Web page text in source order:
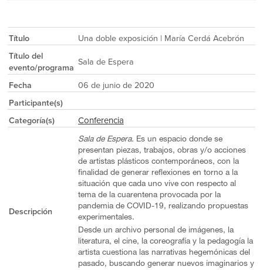
Título
Una doble exposición | María Cerdá Acebrón
Título del
evento/programa
Sala de Espera
Fecha
06 de junio de 2020
Participante(s)
Categoría(s)
Conferencia
Descripción
Sala de Espera. Es un espacio donde se
presentan piezas, trabajos, obras y/o acciones
de artistas plásticos contemporáneos, con la
finalidad de generar reflexiones en torno a la
situación que cada uno vive con respecto al
tema de la cuarentena provocada por la
pandemia de COVID-19, realizando propuestas
experimentales.
Desde un archivo personal de imágenes, la
literatura, el cine, la coreografía y la pedagogía la
artista cuestiona las narrativas hegemónicas del
pasado, buscando generar nuevos imaginarios y